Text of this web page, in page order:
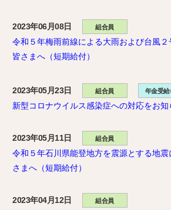
2023年06月08日 組合員
令和５年梅雨前線による大雨および台風
皆さまへ（短期給付）
2023年05月23日 組合員 年金受給
新型コロナウイルス感染症への対応をお知
2023年05月11日 組合員
令和５年石川県能登地方を震源とする地
さまへ（短期給付）
2023年04月12日 組合員